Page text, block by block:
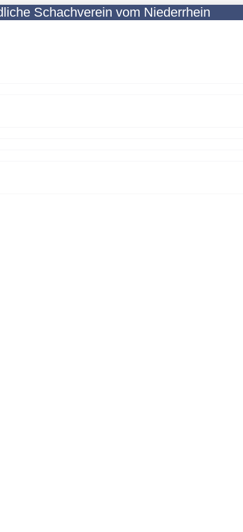
Schachverein vom Niederrhein